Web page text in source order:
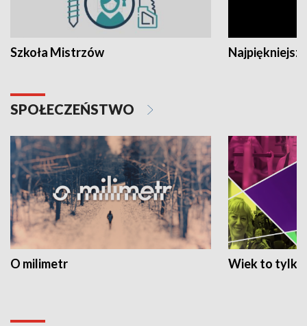
Szkoła Mistrzów
SPOŁECZEŃSTWO
O milimetr Wiek to tylko